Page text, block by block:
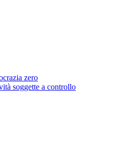
zero
soggette a controllo